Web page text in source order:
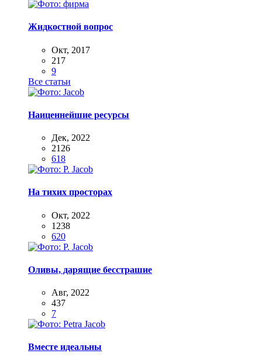
Жидкостной вопрос
Окт, 2017
217
9
Все статьи
Наиценнейшие ресурсы
Дек, 2022
2126
618
На тихих просторах
Окт, 2022
1238
620
Оливы, дарящие бесстрашие
Авг, 2022
437
7
Вместе идеальны